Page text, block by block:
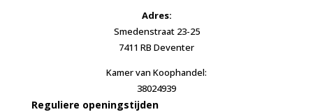
Adres:
Smedenstraat 23-25
7411 RB Deventer
Kamer van Koophandel:
38024939
Reguliere openingstijden